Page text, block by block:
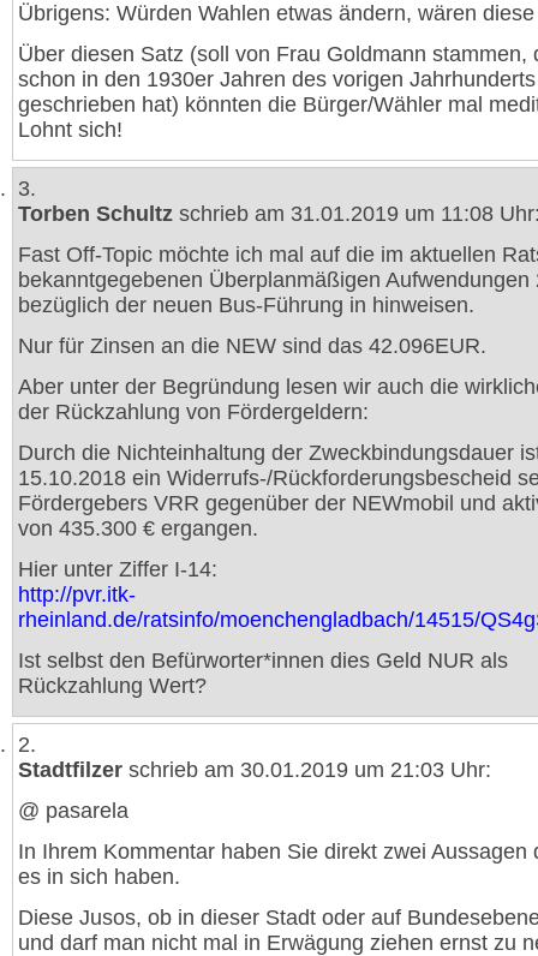
Übrigens: Würden Wahlen etwas ändern, wären
Über diesen Satz (soll von Frau Goldmann stammen,
schon in den 1930er Jahren des vorigen
geschrieben hat) könnten die Bürger/Wähler mal
Lohnt sich!
3.
Torben Schultz schrieb am 31.01.2019 um 11:08
Fast Off-Topic möchte ich mal auf die im aktuellen
bekanntgegebenen Überplanmäßigen Aufwendungen
bezüglich der neuen Bus-Führung in hinweisen.
Nur für Zinsen an die NEW sind das 42.096EUR.
Aber unter der Begründung lesen wir auch die
der Rückzahlung von Fördergeldern:
Durch die Nichteinhaltung der Zweckbindungsdauer
15.10.2018 ein Widerrufs-/Rückforderungsbescheid
Fördergebers VRR gegenüber der NEWmobil und
von 435.300 € ergangen.
Hier unter Ziffer I-14:
http://pvr.itk-
rheinland.de/ratsinfo/moenchengladbach/14515/
Ist selbst den Befürworter*innen dies Geld NUR als
Rückzahlung Wert?
2.
Stadtfilzer schrieb am 30.01.2019 um 21:03 Uhr:
@ pasarela
In Ihrem Kommentar haben Sie direkt zwei Aussagen
es in sich haben.
Diese Jusos, ob in dieser Stadt oder auf
und darf man nicht mal in Erwägung ziehen ernst zu